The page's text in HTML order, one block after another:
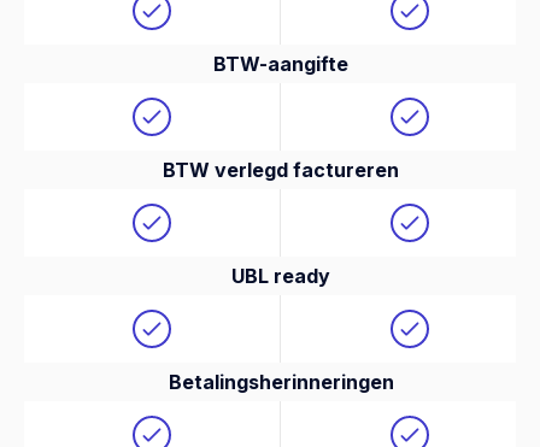
BTW-aangifte
BTW verlegd factureren
UBL ready
Betalingsherinneringen